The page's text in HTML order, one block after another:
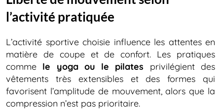
l’activité pratiquée
L’activité sportive choisie influence les attentes en
matière de coupe et de confort. Les pratiques
comme le yoga ou le pilates privilégient des
vêtements très extensibles et des formes qui
favorisent l’amplitude de mouvement, alors que la
compression n’est pas prioritaire.